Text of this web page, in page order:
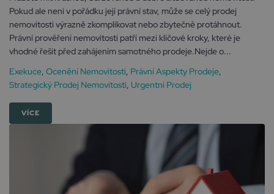
Pokud ale není v pořádku její právní stav, může se celý prodej
nemovitosti výrazně zkomplikovat nebo zbytečně protáhnout.
Právní prověření nemovitosti patří mezi klíčové kroky, které je
vhodné řešit před zahájením samotného prodeje.Nejde o...
Exekuce, Ocenění Nemovitosti, Právní Aspekty Prodeje,
Strategický Prodej Nemovitosti, Urgentní Prodej
VÍCE